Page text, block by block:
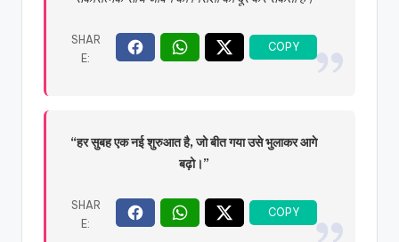
“हर सुबह एक नई शुरुआत है, जो बीत गया उसे भुलाकर आगे
बढ़ो।”